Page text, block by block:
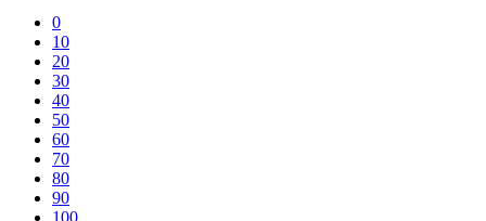
0
10
20
30
40
50
60
70
80
90